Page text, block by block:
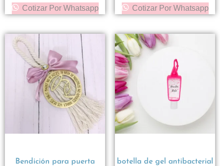
Cotizar Por Whatsapp Cotizar Por Whatsapp
Bendición para puerta botella de gel antibacterial